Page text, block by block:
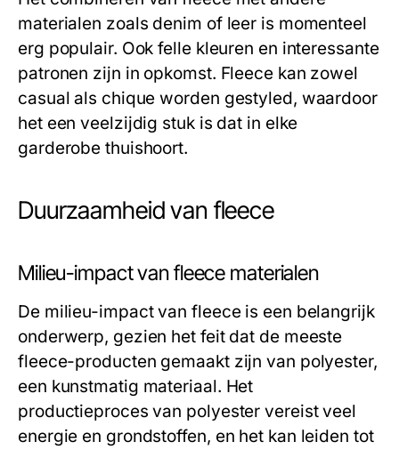
materialen zoals denim of leer is momenteel
erg populair. Ook felle kleuren en interessante
patronen zijn in opkomst. Fleece kan zowel
casual als chique worden gestyled, waardoor
het een veelzijdig stuk is dat in elke
garderobe thuishoort.
Duurzaamheid van fleece
Milieu-impact van fleece materialen
De milieu-impact van fleece is een belangrijk
onderwerp, gezien het feit dat de meeste
fleece-producten gemaakt zijn van polyester,
een kunstmatig materiaal. Het
productieproces van polyester vereist veel
energie en grondstoffen, en het kan leiden tot